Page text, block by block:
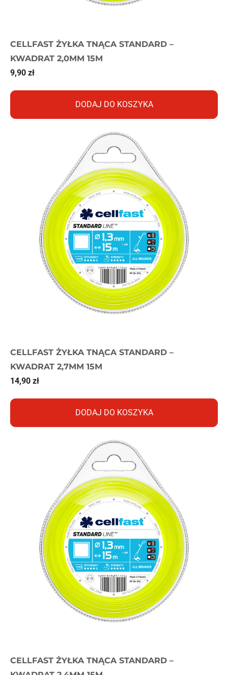
CELLFAST ŻYŁKA TNĄCA STANDARD –
KWADRAT 2,0MM 15M
9,90 zł
DODAJ DO KOSZYKA
CELLFAST ŻYŁKA TNĄCA STANDARD –
KWADRAT 2,7MM 15M
14,90 zł
DODAJ DO KOSZYKA
CELLFAST ŻYŁKA TNĄCA STANDARD –